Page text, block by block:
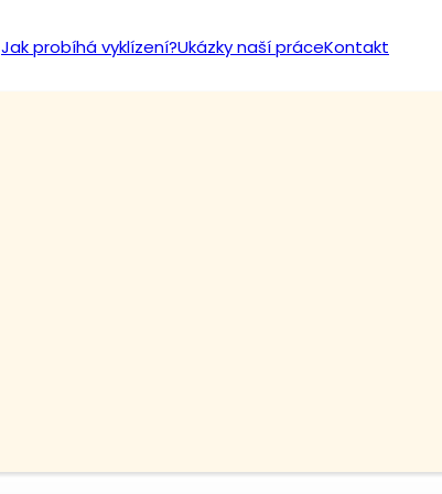
Jak probíhá vyklízení?Ukázky naší práceKontakt